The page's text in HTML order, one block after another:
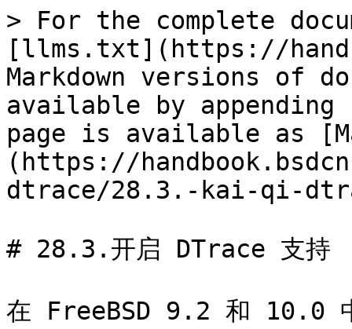
> For the complete
[llms.txt](https://
Markdown versions of
available by
page is available as
(https://
dtrace/28.3.-kai-qi-
# 28.3.开启 DTrace 支持
在 FreeBSD 9.2 和 10.0